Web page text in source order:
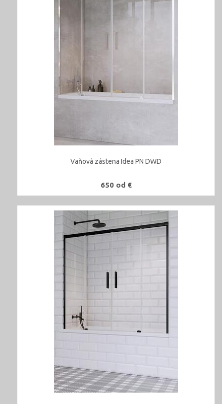
Vaňová zástena Idea PN DWD
650 od €